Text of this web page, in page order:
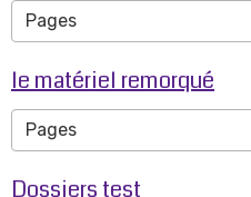
le matériel remorqué
Dossiers test